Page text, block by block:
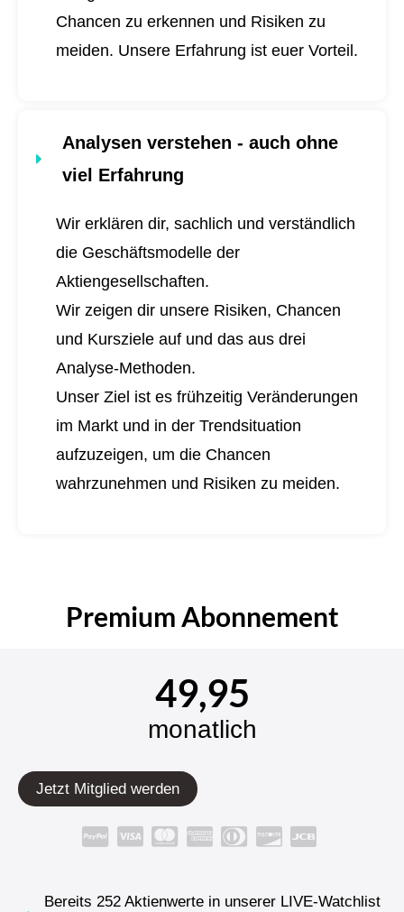
Chancen zu erkennen und Risiken zu
meiden. Unsere Erfahrung ist euer Vorteil.
Analysen verstehen - auch ohne
viel Erfahrung
Wir erklären dir, sachlich und verständlich
die Geschäftsmodelle der
Aktiengesellschaften.
Wir zeigen dir unsere Risiken, Chancen
und Kursziele auf und das aus drei
Analyse-Methoden.
Unser Ziel ist es frühzeitig Veränderungen
im Markt und in der Trendsituation
aufzuzeigen, um die Chancen
wahrzunehmen und Risiken zu meiden.
Premium Abonnement
49,95
monatlich
Jetzt Mitglied werden
Bereits 252 Aktienwerte in unserer LIVE-Watchlist